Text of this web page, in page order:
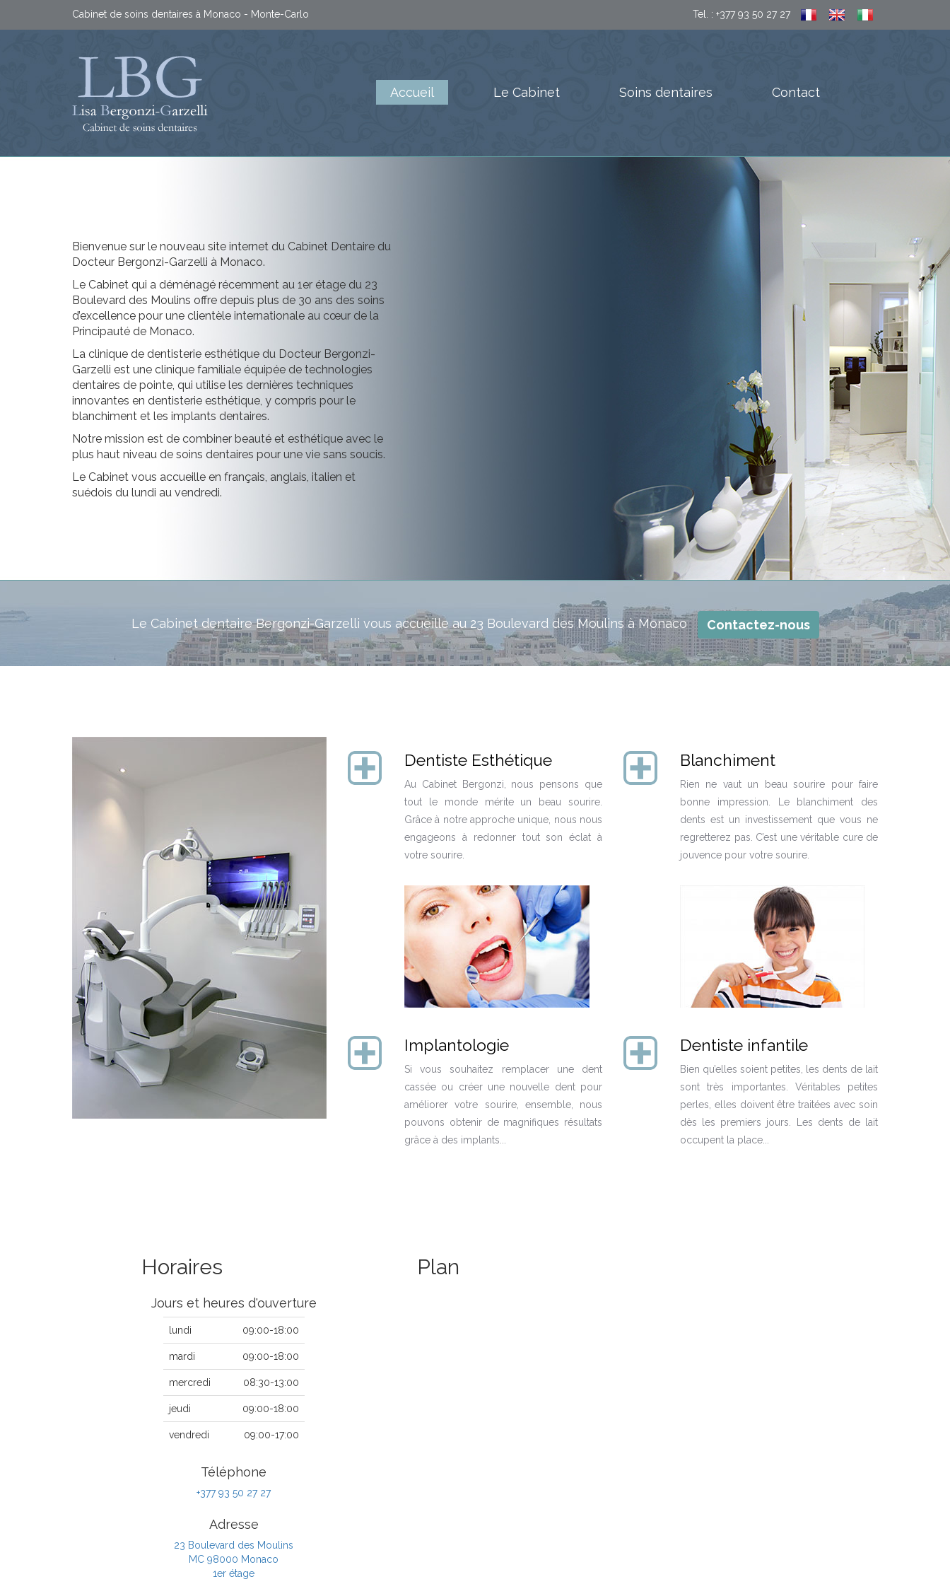
Cabinet de soins dentaires à Monaco - Monte-Carlo Tel. : +377 93 50 27 27
Accueil Le Cabinet Soins dentaires Contact
Bienvenue sur le nouveau site internet du Cabinet Dentaire du
Docteur Bergonzi-Garzelli à Monaco.
Le Cabinet qui a déménagé récemment au 1er étage du 23
Boulevard des Moulins offre depuis plus de 30 ans des soins
d’excellence pour une clientèle internationale au cœur de la
Principauté de Monaco.
La clinique de dentisterie esthétique du Docteur Bergonzi-
Garzelli est une clinique familiale équipée de technologies
dentaires de pointe, qui utilise les dernières techniques
innovantes en dentisterie esthétique, y compris pour le
blanchiment et les implants dentaires.
Notre mission est de combiner beauté et esthétique avec le
plus haut niveau de soins dentaires pour une vie sans soucis.
Le Cabinet vous accueille en français, anglais, italien et
suédois du lundi au vendredi.
Le Cabinet dentaire Bergonzi-Garzelli vous accueille au 23 Boulevard des Moulins à Monaco Contactez-nous
Dentiste Esthétique
Au Cabinet Bergonzi, nous pensons que
tout le monde mérite un beau sourire.
Grâce à notre approche unique, nous nous
engageons à redonner tout son éclat à
votre sourire.
Implantologie
Si vous souhaitez remplacer une dent
cassée ou créer une nouvelle dent pour
améliorer votre sourire, ensemble, nous
pouvons obtenir de magnifiques résultats
grâce à des implants...
Blanchiment
Rien ne vaut un beau sourire pour faire
bonne impression. Le blanchiment des
dents est un investissement que vous ne
regretterez pas. C’est une véritable cure de
jouvence pour votre sourire.
Dentiste infantile
Bien qu’elles soient petites, les dents de lait
sont très importantes. Véritables petites
perles, elles doivent être traitées avec soin
dès les premiers jours. Les dents de lait
occupent la place...
Horaires
Jours et heures d'ouverture
lundi 09:00-18:00
mardi 09:00-18:00
mercredi 08:30-13:00
jeudi 09:00-18:00
vendredi 09:00-17:00
Téléphone
+377 93 50 27 27
Adresse
23 Boulevard des Moulins
MC 98000 Monaco
1er étage
Plan